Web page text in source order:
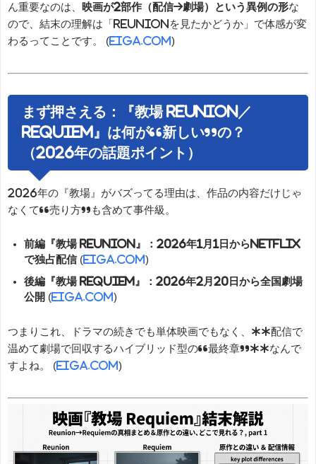
ん重要なのは、
映画が2部作（配信→劇場）という異例の形な
ので、結末の理解は「Reunionを見たかどうか」で体感が変
わるってことです。 (eiga.com)
まず押さえる：『教場 Reunion／
Requiem』は何が“新しい”の？
（2026年の話題ポイント）
2026年の『教場』がバズってる理由は、作品の内容だけじゃ
なくて“売り方”も含めて事件級。
前編『教場 Reunion』：2026年1月1日からNetflix
で独占配信(eiga.com)
後編『教場 Requiem』：2026年2月20日から全国劇場
公開 (eiga.com)
つまりこれ、ドラマの続きでも単体映画でもなく、**配信で
温めて劇場で回収するハイブリッド型の“最終章”**なんで
すよね。 (eiga.com)